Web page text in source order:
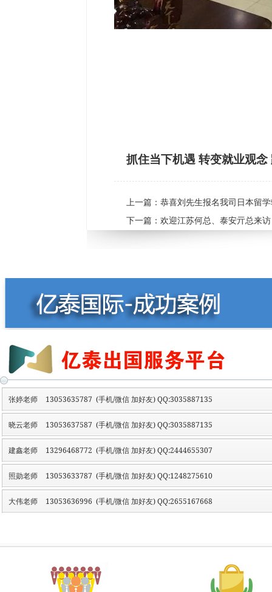
抓住当下机遇 转变就业观
上一篇： 恭喜刘先生报名我司日本留
下一篇： 欢迎江苏何总、泰安亓总来
张婷老师 13053635787 (手机/微信 加好友) QQ:3035887135
晓云老师 13053637587 (手机/微信 加好友) QQ:3035887135
建鑫老师 13296468772 (手机/微信 加好友) QQ:2444655307
照勋老师 13053633787 (手机/微信 加好友) QQ:1248275610
大伟老师 13053636996 (手机/微信 加好友) QQ:2655167668